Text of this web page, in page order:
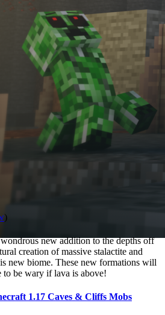
)
new addition to the depths off
creation of massive stalactite and
new biome. These new formations will
be wary if lava is above!
1.17 Caves & Cliffs Mobs